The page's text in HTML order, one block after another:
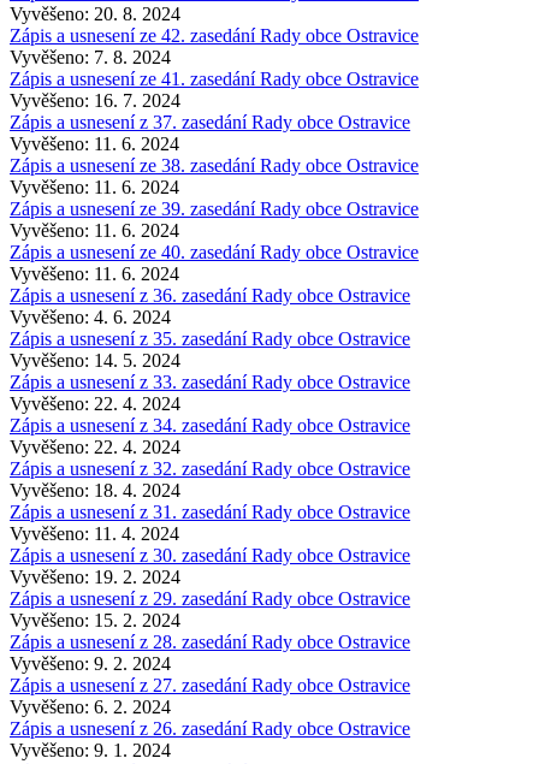
Vyvěšeno: 20. 8. 2024
Zápis a usnesení ze 42. zasedání Rady obce Ostravice
Vyvěšeno: 7. 8. 2024
Zápis a usnesení ze 41. zasedání Rady obce Ostravice
Vyvěšeno: 16. 7. 2024
Zápis a usnesení z 37. zasedání Rady obce Ostravice
Vyvěšeno: 11. 6. 2024
Zápis a usnesení ze 38. zasedání Rady obce Ostravice
Vyvěšeno: 11. 6. 2024
Zápis a usnesení ze 39. zasedání Rady obce Ostravice
Vyvěšeno: 11. 6. 2024
Zápis a usnesení ze 40. zasedání Rady obce Ostravice
Vyvěšeno: 11. 6. 2024
Zápis a usnesení z 36. zasedání Rady obce Ostravice
Vyvěšeno: 4. 6. 2024
Zápis a usnesení z 35. zasedání Rady obce Ostravice
Vyvěšeno: 14. 5. 2024
Zápis a usnesení z 33. zasedání Rady obce Ostravice
Vyvěšeno: 22. 4. 2024
Zápis a usnesení z 34. zasedání Rady obce Ostravice
Vyvěšeno: 22. 4. 2024
Zápis a usnesení z 32. zasedání Rady obce Ostravice
Vyvěšeno: 18. 4. 2024
Zápis a usnesení z 31. zasedání Rady obce Ostravice
Vyvěšeno: 11. 4. 2024
Zápis a usnesení z 30. zasedání Rady obce Ostravice
Vyvěšeno: 19. 2. 2024
Zápis a usnesení z 29. zasedání Rady obce Ostravice
Vyvěšeno: 15. 2. 2024
Zápis a usnesení z 28. zasedání Rady obce Ostravice
Vyvěšeno: 9. 2. 2024
Zápis a usnesení z 27. zasedání Rady obce Ostravice
Vyvěšeno: 6. 2. 2024
Zápis a usnesení z 26. zasedání Rady obce Ostravice
Vyvěšeno: 9. 1. 2024